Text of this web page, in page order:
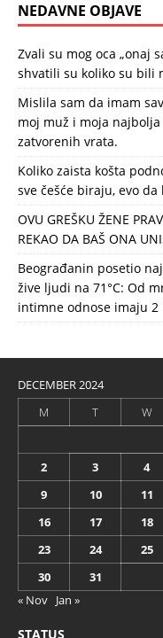
NEDAVNE OBJAVE
Zvali su mog oca „onaj
shvatili su koliko su bili
Mislila sam da imam
moj muž i moja
zatvorenih vrata.
Koliko zaista košta
sve češće biraju, evo
OVU GREŠKU ŽENE
REKAO DA BAŠ ONA
Beograđanin posetio
žive ljudi na 71°C: Od
intimne odnose imaju 2
DECEMBER 2024
M
T W
2
3 4
9
10 11
16
17 18
23
24 25
30
31
« Nov Jan »
STATUS